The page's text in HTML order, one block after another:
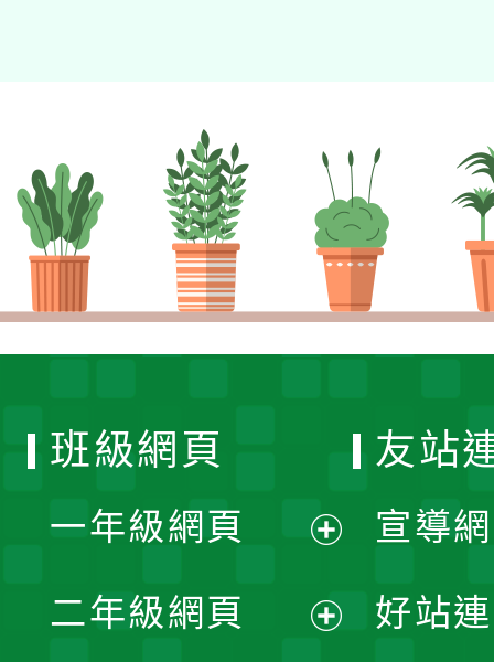
班級網頁
一年級網頁
開
二年級網頁
友站
宣導
好站